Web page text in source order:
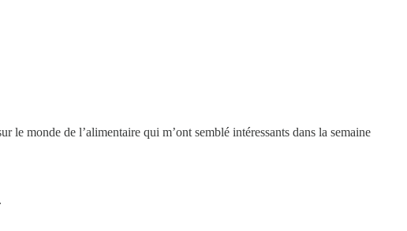
le monde de l’alimentaire qui m’ont semblé intéressants dans la semaine